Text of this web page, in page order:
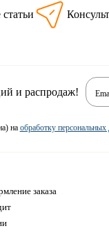
и распродаж!
на обработку
заказа